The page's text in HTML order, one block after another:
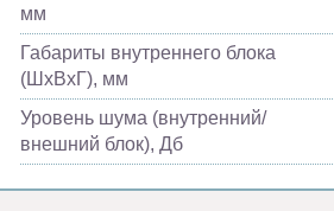
мм
Габариты внутреннего блока
(ШхВхГ), мм
Уровень шума (внутренний/
внешний блок), Дб